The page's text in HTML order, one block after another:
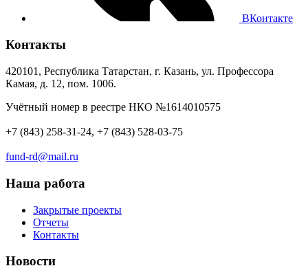
ВКонтакте
Контакты
420101, Республика Татарстан, г. Казань, ул. Профессора
Камая, д. 12, пом. 1006.
Учётный номер в реестре НКО №1614010575
+7 (843) 258-31-24, +7 (843) 528-03-75
fund-rd@mail.ru
Наша работа
Закрытые проекты
Отчеты
Контакты
Новости